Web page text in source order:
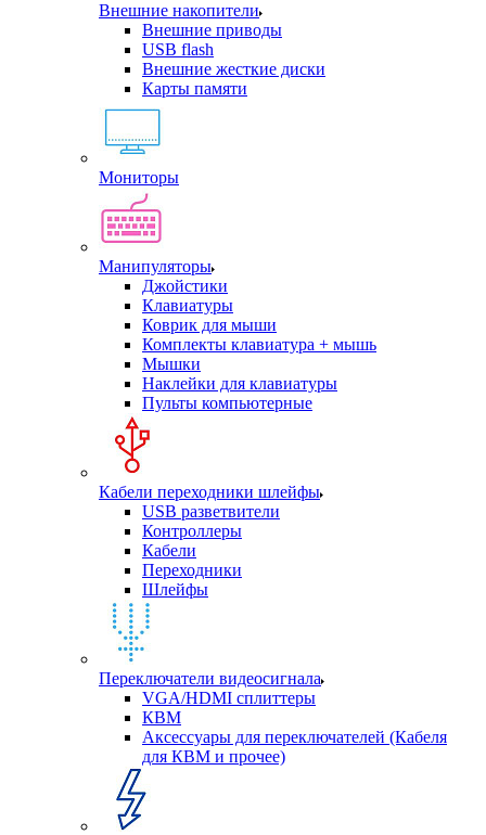
Внешние накопители
Внешние приводы
USB flash
Внешние жесткие диски
Карты памяти
Мониторы
Манипуляторы
Джойстики
Клавиатуры
Коврик для мыши
Комплекты клавиатура + мышь
Мышки
Наклейки для клавиатуры
Пульты компьютерные
Кабели переходники шлейфы
USB разветвители
Контроллеры
Кабели
Переходники
Шлейфы
Переключатели видеосигнала
VGA/HDMI сплиттеры
КВМ
Аксессуары для переключателей (Кабеля
для КВМ и прочее)